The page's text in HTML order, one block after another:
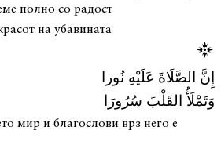
полно со радост
на убавината
إِنَّ الصَّلَاةَ عَلَيْهِ نُورا
وَتَمْلَأُ القَلْبَ سُرُورَا
мир и благослови врз него е